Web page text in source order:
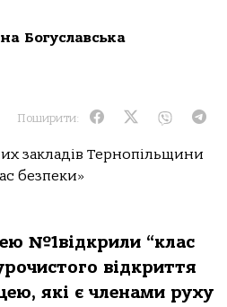
Богуславська
Поширити:
№1відкрили “клас
відкриття
які є членами руху